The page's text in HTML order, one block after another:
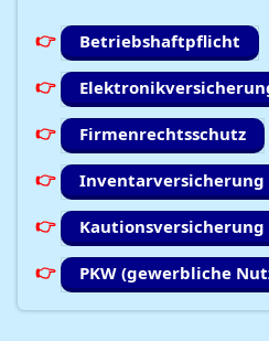
Betriebshaftpflicht
Firmenrechtsschutz
Inventarversicherung
Kautionsversicherung
PKW (gewerbliche